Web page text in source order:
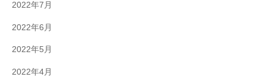
2022年7月
2022年6月
2022年5月
2022年4月